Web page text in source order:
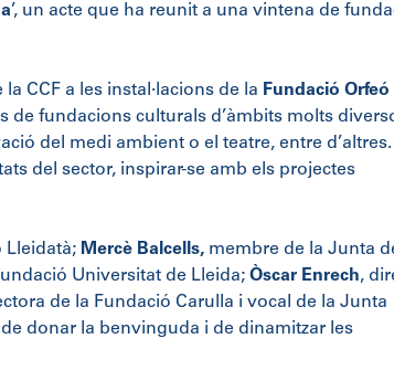
’, un acte que ha reunit a una vintena de
CCF a les instal·lacions de la Fundació Orfeó
de fundacions culturals d’àmbits molts
del medi ambient o el teatre, entre d’altres.
del sector, inspirar-se amb els projectes
Lleidatà; Mercè Balcells, membre de la Junta
Universitat de Lleida; Òscar Enrech,
de la Fundació Carulla i vocal de la Junta
donar la benvinguda i de dinamitzar les